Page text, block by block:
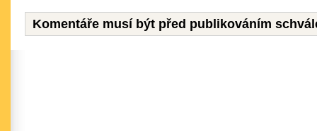
Komentáře musí být před publikováním